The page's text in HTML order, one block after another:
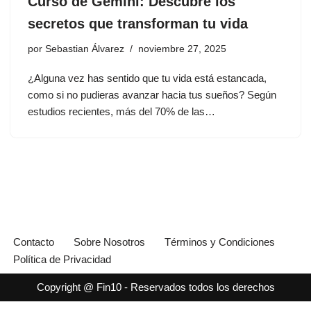
secretos que transforman tu vida
por Sebastian Álvarez noviembre 27, 2025
¿Alguna vez has sentido que tu vida está estancada,
como si no pudieras avanzar hacia tus sueños? Según
estudios recientes, más del 70% de las…
Contacto Sobre Nosotros
Términos y Condiciones
Política de Privacidad
Copyright @ Fin10 - Reservados todos los derechos